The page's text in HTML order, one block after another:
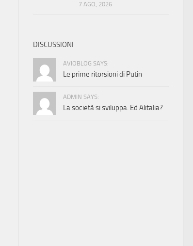
7 AGO, 2026
DISCUSSIONI
AVIOBLOG SAYS:
Le prime ritorsioni di Putin
ADMIN SAYS:
La società si sviluppa. Ed Alitalia?